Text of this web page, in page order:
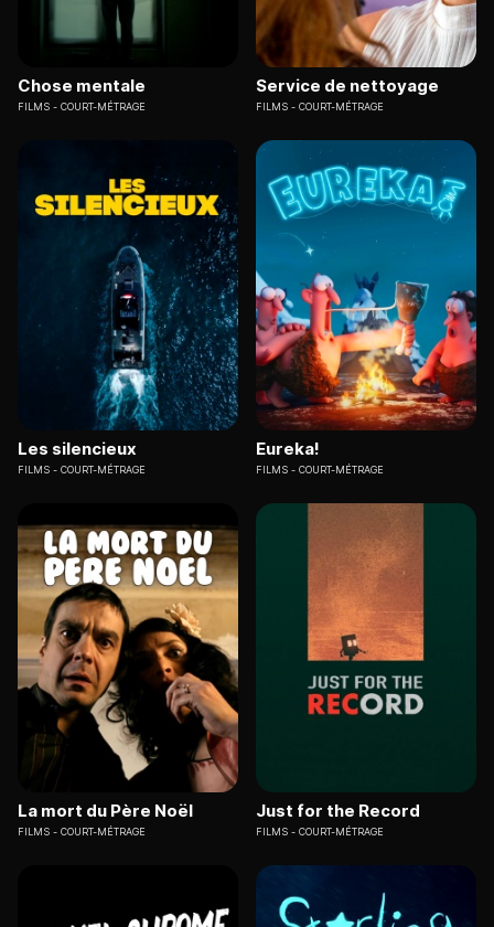
Chose mentale
FILMS COURT-MÉTRAGE
Service de nettoyage
FILMS COURT-MÉTRAGE
Les silencieux
FILMS COURT-MÉTRAGE
Eureka!
FILMS COURT-MÉTRAGE
La mort du Père Noël
FILMS COURT-MÉTRAGE
Just for the Record
FILMS COURT-MÉTRAGE